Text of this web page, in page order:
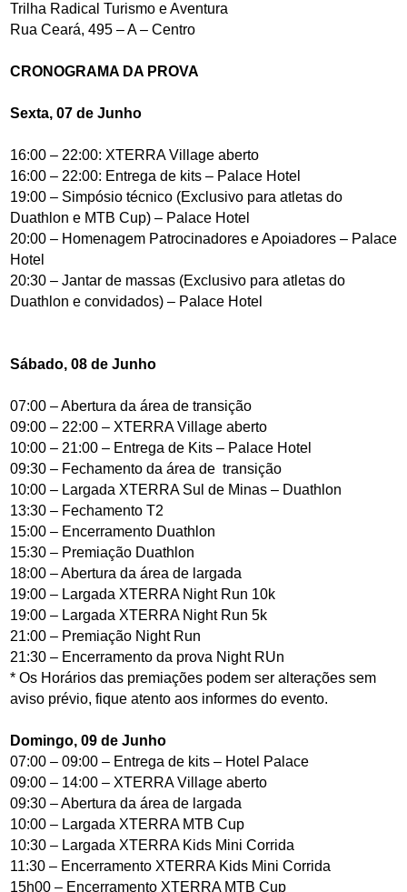
Trilha Radical Turismo e Aventura
Rua Ceará, 495 – A – Centro
CRONOGRAMA DA PROVA
Sexta, 07 de Junho
16:00 – 22:00: XTERRA Village aberto
16:00 – 22:00: Entrega de kits – Palace Hotel
19:00 – Simpósio técnico (Exclusivo para atletas do
Duathlon e MTB Cup) – Palace Hotel
20:00 – Homenagem Patrocinadores e Apoiadores – Palace
Hotel
20:30 – Jantar de massas (Exclusivo para atletas do
Duathlon e convidados) – Palace Hotel
Sábado, 08 de Junho
07:00 – Abertura da área de transição
09:00 – 22:00 – XTERRA Village aberto
10:00 – 21:00 – Entrega de Kits – Palace Hotel
09:30 – Fechamento da área de transição
10:00 – Largada XTERRA Sul de Minas – Duathlon
13:30 – Fechamento T2
15:00 – Encerramento Duathlon
15:30 – Premiação Duathlon
18:00 – Abertura da área de largada
19:00 – Largada XTERRA Night Run 10k
19:00 – Largada XTERRA Night Run 5k
21:00 – Premiação Night Run
21:30 – Encerramento da prova Night RUn
* Os Horários das premiações podem ser alterações sem
aviso prévio, fique atento aos informes do evento.
Domingo, 09 de Junho
07:00 – 09:00 – Entrega de kits – Hotel Palace
09:00 – 14:00 – XTERRA Village aberto
09:30 – Abertura da área de largada
10:00 – Largada XTERRA MTB Cup
10:30 – Largada XTERRA Kids Mini Corrida
11:30 – Encerramento XTERRA Kids Mini Corrida
15h00 – Encerramento XTERRA MTB Cup